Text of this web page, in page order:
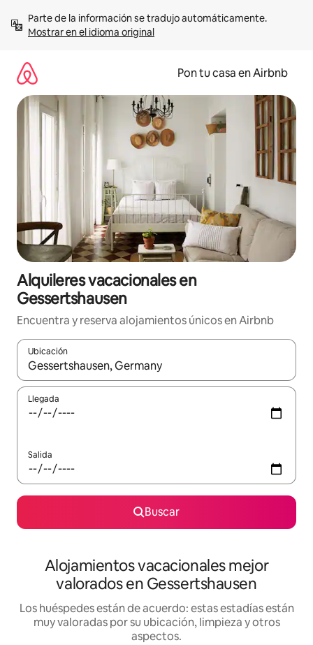
contenidoMostrar en el idioma original
Pon tu casa en Airbnb
Alquileres vacacionales en
Gessertshausen
Encuentra y reserva alojamientos únicos en Airbnb
Ubicación
Cuando los resultados estén disponibles, navega con las
Llegada
Salida
Buscar
Alojamientos vacacionales mejor
valorados en Gessertshausen
Los huéspedes están de acuerdo: estas estadías están
muy valoradas por su ubicación, limpieza y otros
aspectos.